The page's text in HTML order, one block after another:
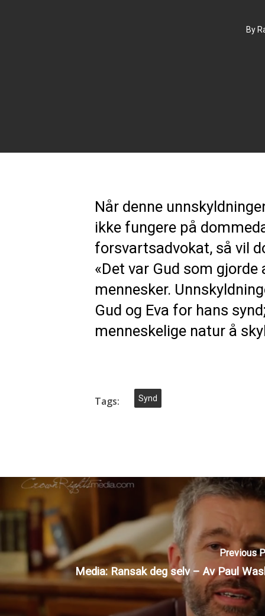
By
Når denne
ikke fungere på
forsvartsadvokat, så vil
«Det var Gud som
mennesker.
Gud og Eva for hans
menneskelige natur å
Tags: Synd
Previous
Media: Ransak deg selv – Av Paul